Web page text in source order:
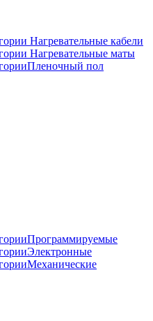
Нагревательные кабели
Нагревательные маты
Пленочный пол
Программируемые
Электронные
Механические